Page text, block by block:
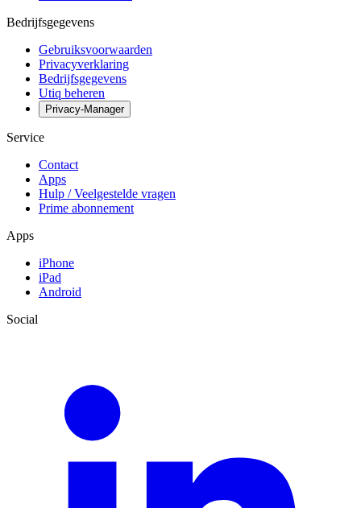
Bedrijfsgegevens
Gebruiksvoorwaarden
Privacyverklaring
Bedrijfsgegevens
Utiq beheren
Privacy-Manager
Service
Contact
Apps
Hulp / Veelgestelde vragen
Prime abonnement
Apps
iPhone
iPad
Android
Social